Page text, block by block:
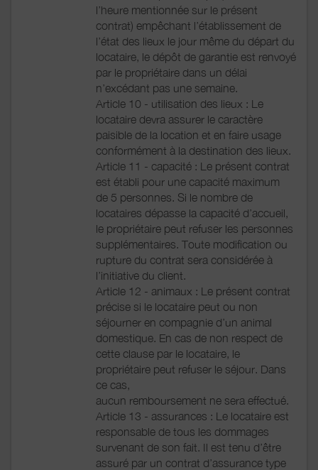
l’heure mentionnée sur le présent
contrat) empêchant l’établissement de
l’état des lieux le jour même du départ du
locataire, le dépôt de garantie est renvoyé
par le propriétaire dans un délai
n’excédant pas une semaine.
Article 10 - utilisation des lieux : Le
locataire devra assurer le caractère
paisible de la location et en faire usage
conformément à la destination des lieux.
Article 11 - capacité : Le présent contrat
est établi pour une capacité maximum
de 5 personnes. Si le nombre de
locataires dépasse la capacité d’accueil,
le propriétaire peut refuser les personnes
supplémentaires. Toute modification ou
rupture du contrat sera considérée à
l’initiative du client.
Article 12 - animaux : Le présent contrat
précise si le locataire peut ou non
séjourner en compagnie d’un animal
domestique. En cas de non respect de
cette clause par le locataire, le
propriétaire peut refuser le séjour. Dans
ce cas,
aucun remboursement ne sera effectué.
Article 13 - assurances : Le locataire est
responsable de tous les dommages
survenant de son fait. Il est tenu d’être
assuré par un contrat d’assurance type